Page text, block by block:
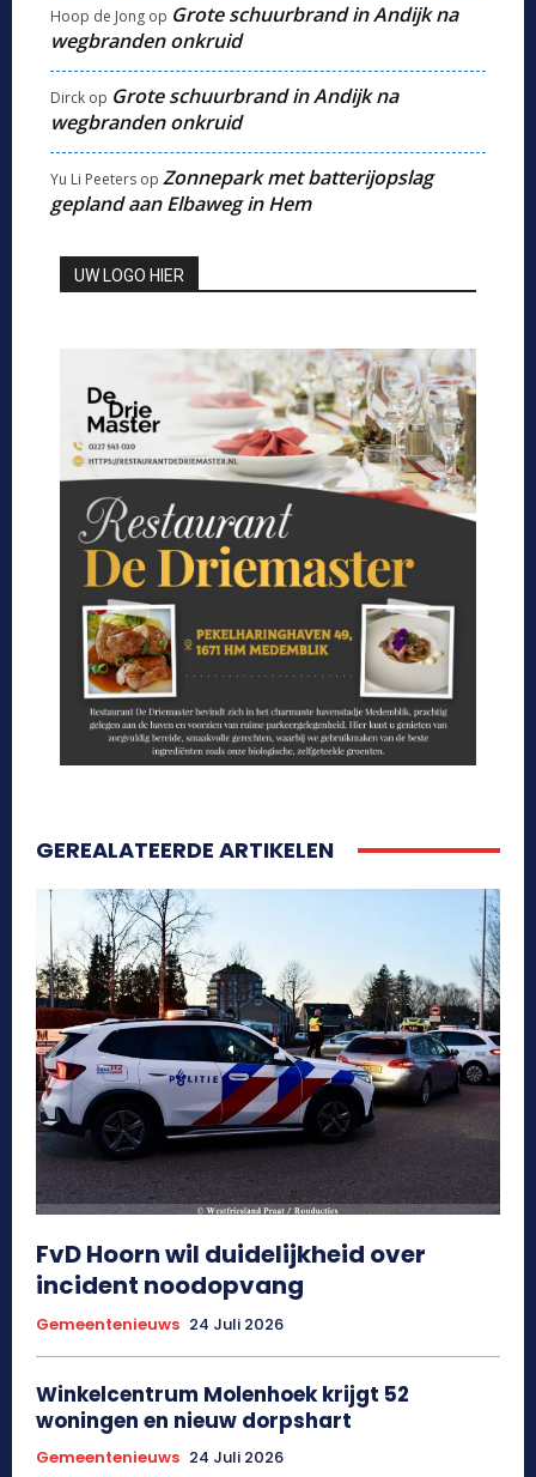
Hoop de Jong op Grote schuurbrand in Andijk na
wegbranden onkruid
Dirck op Grote schuurbrand in Andijk na
wegbranden onkruid
Yu Li Peeters op Zonnepark met batterijopslag
gepland aan Elbaweg in Hem
UW LOGO HIER
GEREALATEERDE ARTIKELEN
FvD Hoorn wil duidelijkheid over
incident noodopvang
Gemeentenieuws 24 Juli 2026
Winkelcentrum Molenhoek krijgt 52
woningen en nieuw dorpshart
Gemeentenieuws 24 Juli 2026